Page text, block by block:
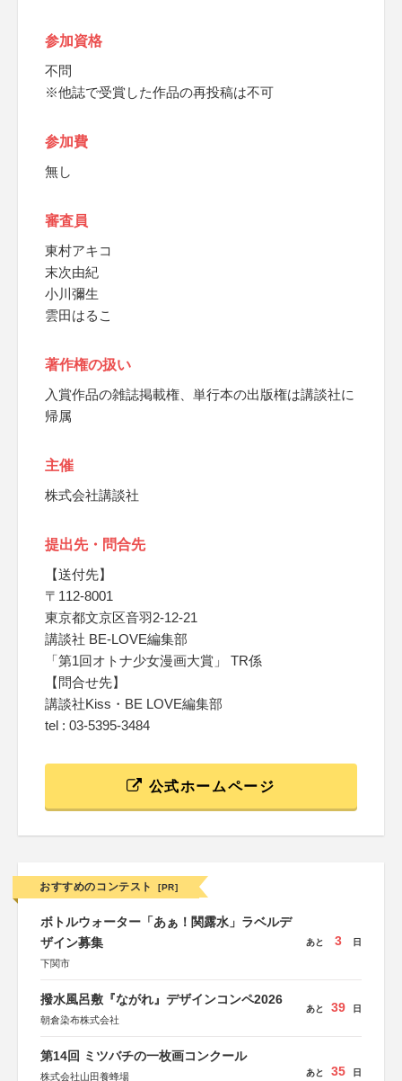
参加資格
不問
※他誌で受賞した作品の再投稿は不可
参加費
無し
審査員
東村アキコ
末次由紀
小川彌生
雲田はるこ
著作権の扱い
入賞作品の雑誌掲載権、単行本の出版権は講談社に
帰属
主催
株式会社講談社
提出先・問合先
【送付先】
〒112-8001
東京都文京区音羽2-12-21
講談社 BE-LOVE編集部
「第1回オトナ少女漫画大賞」 TR係
【問合せ先】
講談社Kiss・BE LOVE編集部
tel : 03-5395-3484
公式ホームページ
おすすめのコンテスト [PR]
ボトルウォーター「あぁ！関露水」ラベルデ
ザイン募集
下関市
あと 3 日
撥水風呂敷『ながれ』デザインコンペ2026
朝倉染布株式会社
あと 39 日
第14回 ミツバチの一枚画コンクール
株式会社山田養蜂場 あと 35 日